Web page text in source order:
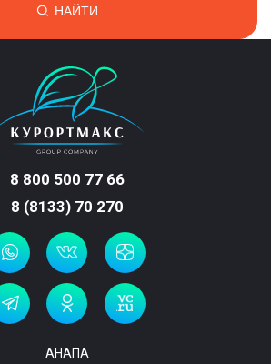
НАЙТИ
8 800 500 77 66
8 (8133) 70 270
АНАПА